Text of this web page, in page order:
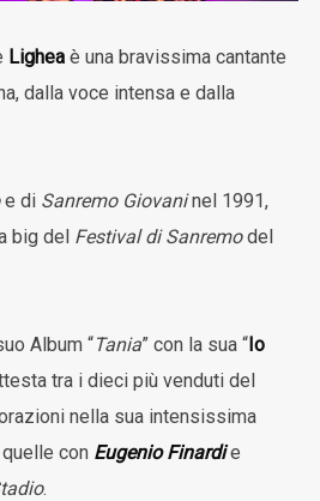
Ligheaè una bravissima cantante
dalla voce intensa e dalla
e di Sanremo Giovaninel 1991,
big del Festival di Sanremodel
Album “Tania” con la sua “Io
tra i dieci più venduti del
nella sua intensissima
con Eugenio Finardie
.